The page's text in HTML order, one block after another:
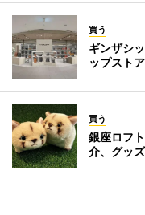
買う
ギンザシ
ップストア
買う
銀座ロフ
介、グッ